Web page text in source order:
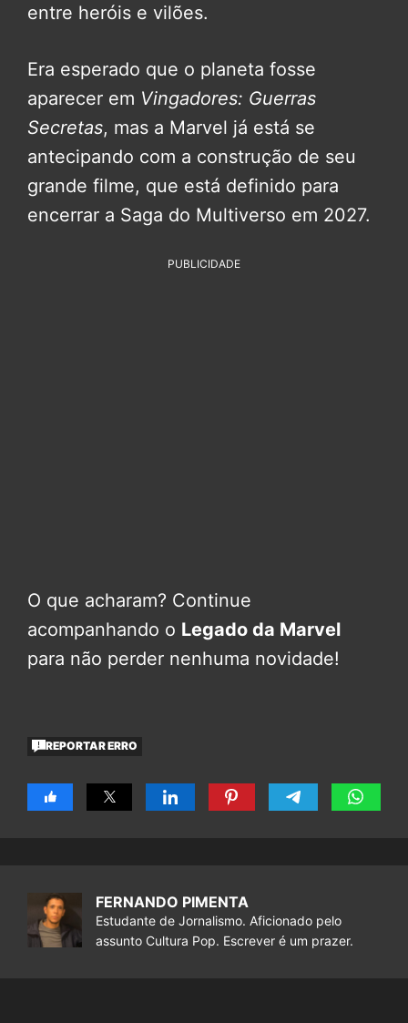
entre heróis e vilões.
Era esperado que o planeta fosse
aparecer em Vingadores: Guerras
Secretas, mas a Marvel já está se
antecipando com a construção de seu
grande filme, que está definido para
encerrar a Saga do Multiverso em 2027.
PUBLICIDADE
O que acharam? Continue
acompanhando o Legado da Marvel
para não perder nenhuma novidade!
REPORTAR ERRO
FERNANDO PIMENTA
Estudante de Jornalismo. Aficionado pelo
assunto Cultura Pop. Escrever é um prazer.